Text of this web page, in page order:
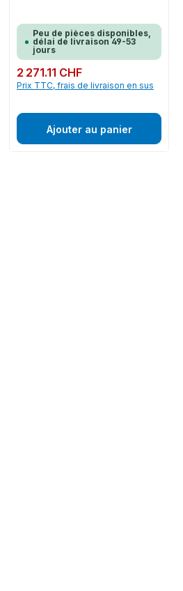
Peu de pièces disponibles,
délai de livraison 49-53
jours
Prix régulier :
2 271.11 CHF
Prix TTC, frais de livraison en sus
Ajouter au panier